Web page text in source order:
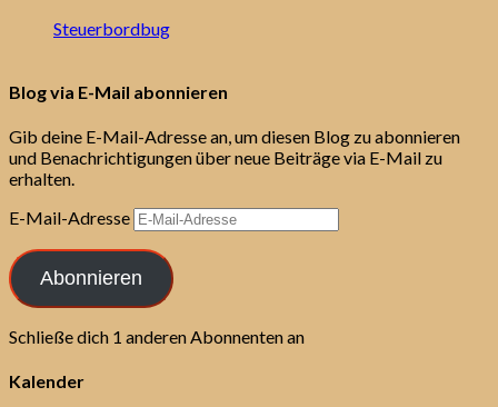
Steuerbordbug
Blog via E-Mail abonnieren
Gib deine E-Mail-Adresse an, um diesen Blog zu abonnieren
und Benachrichtigungen über neue Beiträge via E-Mail zu
erhalten.
E-Mail-Adresse
Abonnieren
Schließe dich 1 anderen Abonnenten an
Kalender